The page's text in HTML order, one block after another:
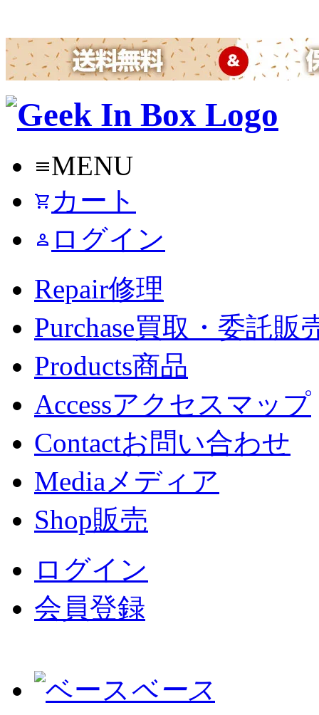
menuMENU
shopping_cart カート
person ログイン
Repair修理
Purchase買取・委託販
Products商品
Accessアクセスマップ
Contactお問い合わせ
Mediaメディア
Shop販売
ログイン
会員登録
ベース